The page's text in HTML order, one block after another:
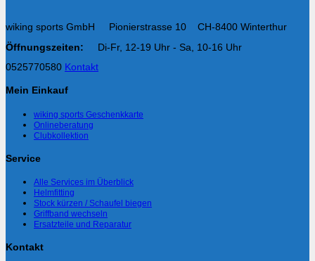
wiking sports GmbH Pionierstrasse 10 CH-8400 Winterthur
Öffnungszeiten:
Di-Fr, 12-19 Uhr - Sa, 10-16 Uhr
0525770580 Kontakt
Mein Einkauf
wiking sports Geschenkkarte
Onlineberatung
Clubkollektion
Service
Alle Services im Überblick
Helmfitting
Stock kürzen / Schaufel biegen
Griffband wechseln
Ersatzteile und Reparatur
Kontakt